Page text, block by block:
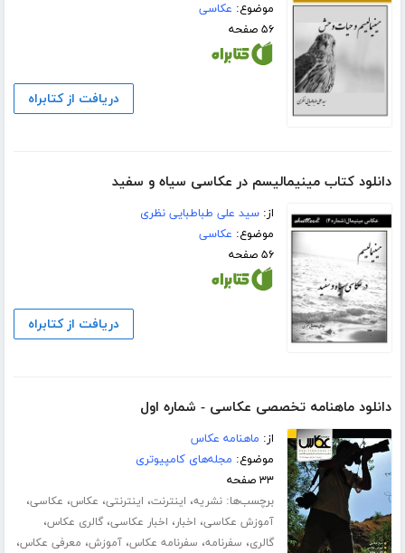
موضوع: عکاسی
۵۶ صفحه
دریافت از کتابراه
دانلود کتاب مینیمالیسم در عکاسی سیاه و سفید
از:سید علی طباطبایی نظری
موضوع: عکاسی
۵۶ صفحه
دریافت از کتابراه
دانلود ماهنامه تخصصی عکاسی - شماره اول
از: ماهنامه عکاس
موضوع: مجله‌های کامپیوتری
۳۳ صفحه
برچسب‌ها:نشریه، اینترنت، اینترنتی، عکاس، عکاسی،
آموزش عکاسی، اخبار، اخبار عکاسی،گالری عکاس،
گالری، سفرنامه، سفرنامه عکاس،آموزش، معرفی عکاس،